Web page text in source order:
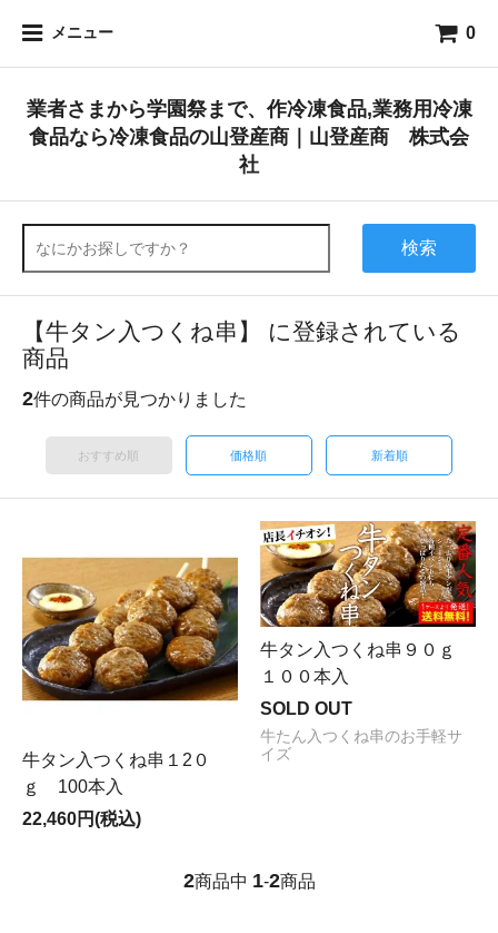
メニュー 0
業者さまから学園祭まで、作冷凍食品,業務用冷凍
食品なら冷凍食品の山登産商｜山登産商 株式会
社
検索
【牛タン入つくね串】 に登録されている
商品
2件の商品が見つかりました
おすすめ順 価格順 新着順
牛タン入つくね串１2０
ｇ 100本入
22,460円(税込)
牛タン入つくね串９０ｇ
１００本入
SOLD OUT
牛たん入つくね串のお手軽サ
イズ
2商品中 1-2商品